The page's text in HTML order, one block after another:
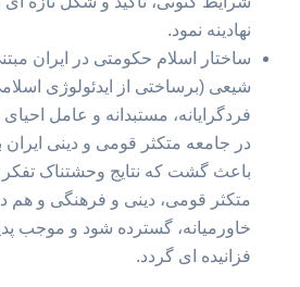
نهادینه نمود.
ساختار اسلام حکومتی در ایران
شیعی (برساختی از ایدئولوژی
فردگرایانه،‌ مستبدانه و عامل احیای
در جامعه متکثر قومی و دینی
باعث گشت که نتایج وحشتناک تفکر
متکثر قومی، دینی و فرهنگی و هم
خاورمیانه، گسترده شود و موجب
فزانیده ای گردد.